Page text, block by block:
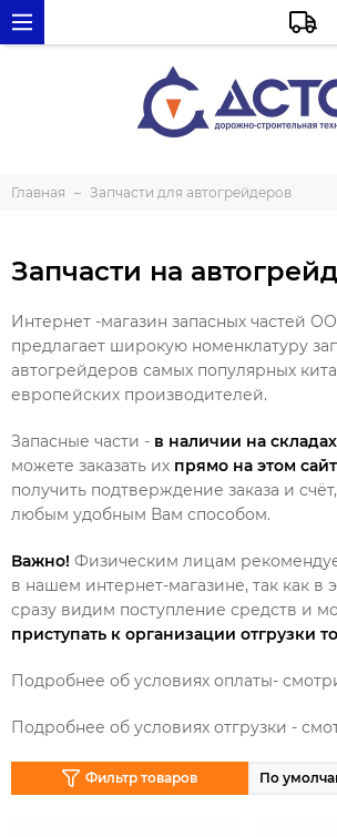
Главная Запчасти для автогрейдеров
Запчасти на
Интернет -магазин запасных частей
предлагает широкую номенклатуру
автогрейдеров самых популярных
европейских производителей.
Запасные части - в наличии на
можете заказать их прямо на этом
получить подтверждение заказа и
любым удобным Вам способом.
Важно! Физическим лицам
в нашем интернет-магазине, так как в
сразу видим поступление средств и
приступать к организации отгрузки
Подробнее об условиях оплаты-
Подробнее об условиях отгрузки -
Фильтр товаров